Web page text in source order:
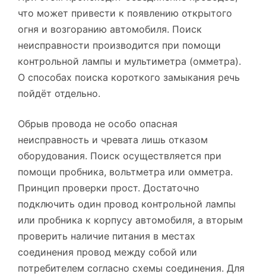
что может привести к появлению открытого
огня и возгоранию автомобиля. Поиск
неисправности производится при помощи
контрольной лампы и мультиметра (омметра).
О способах поиска короткого замыкания речь
пойдёт отдельно.
Обрыв провода не особо опасная
неисправность и чревата лишь отказом
оборудования. Поиск осуществляется при
помощи пробника, вольтметра или омметра.
Принцип проверки прост. Достаточно
подключить один провод контрольной лампы
или пробника к корпусу автомобиля, а вторым
проверить наличие питания в местах
соединения провод между собой или
потребителем согласно схемы соединения. Для